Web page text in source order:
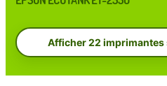
Afficher 22